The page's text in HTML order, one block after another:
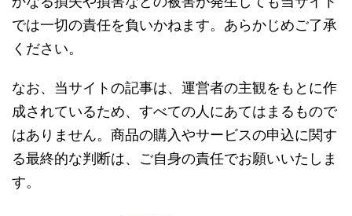
では一切の責任を負いかねます。あらかじめご了承
ください。
なお、当サイトの記事は、運営者の主観をもとに作
成されているため、すべての人にあてはまるもので
はありません。商品の購入やサービスの申込に関す
る最終的な判断は、ご自身の責任でお願いいたしま
す。